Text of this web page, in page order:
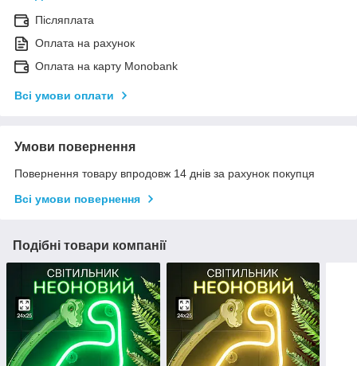
Післяплата
Оплата на рахунок
Оплата на карту Monobank
Всі умови оплати
Умови повернення
Повернення товару впродовж 14 днів за рахунок покупця
Всі умови повернення
Подібні товари компанії